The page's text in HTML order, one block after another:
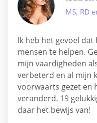
MS, RD
Ik heb het gevoel
mensen te helpen.
mijn vaardigheden
verbeterd en al mijn
voorwaarts gezet en
veranderd. 19
daar het bewijs van!